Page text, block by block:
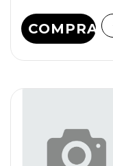
COMPRAR